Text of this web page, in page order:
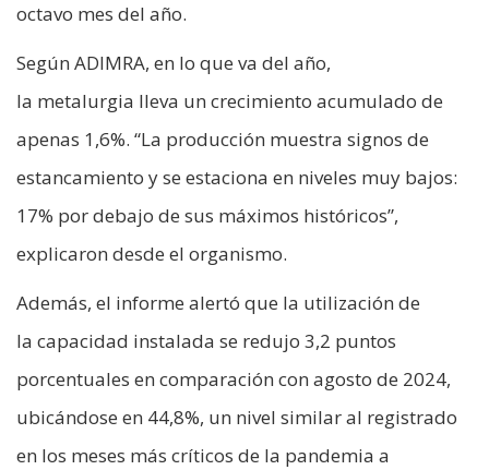
octavo mes del año.
Según ADIMRA, en lo que va del año,
la metalurgia lleva un crecimiento acumulado de
apenas 1,6%. “La producción muestra signos de
estancamiento y se estaciona en niveles muy bajos:
17% por debajo de sus máximos históricos”,
explicaron desde el organismo.
Además, el informe alertó que la utilización de
la capacidad instalada se redujo 3,2 puntos
porcentuales en comparación con agosto de 2024,
ubicándose en 44,8%, un nivel similar al registrado
en los meses más críticos de la pandemia a